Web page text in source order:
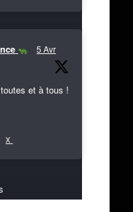
5 Avr
et à tous !
X